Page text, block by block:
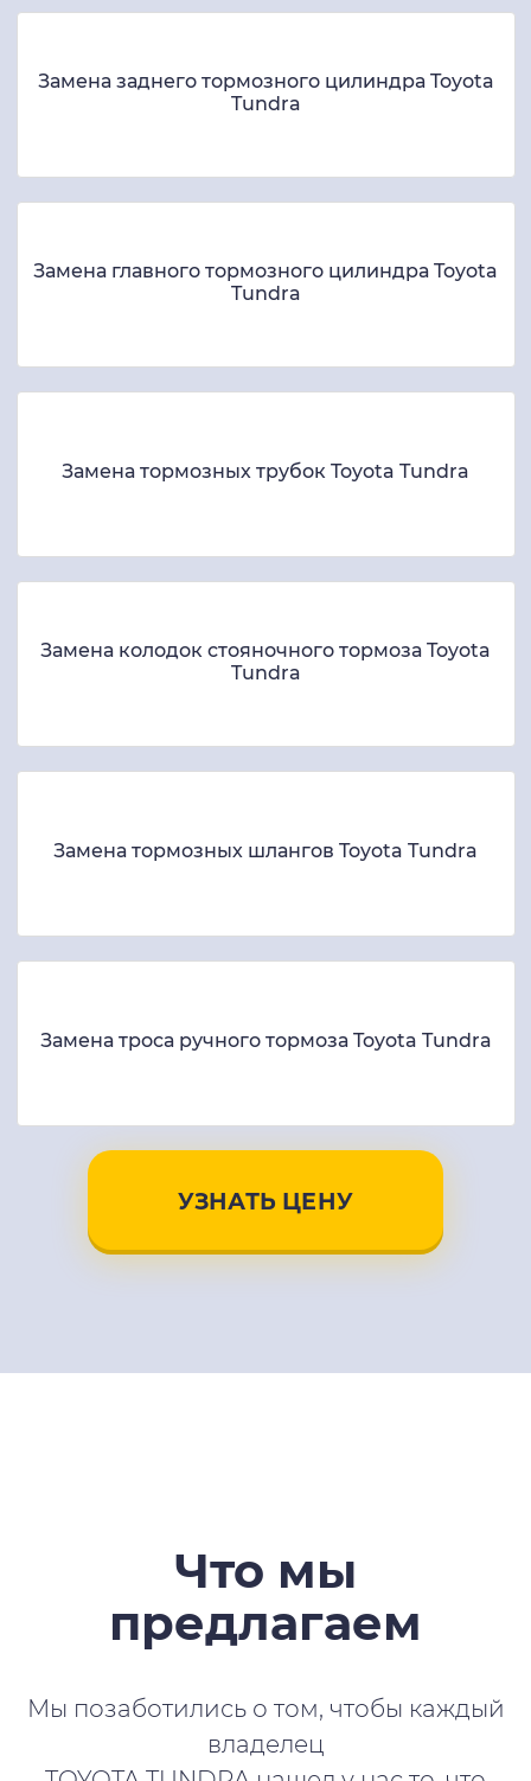
Замена заднего тормозного цилиндра Toyota
Tundra
Замена главного тормозного цилиндра Toyota
Tundra
Замена тормозных трубок Toyota Tundra
Замена колодок стояночного тормоза Toyota
Tundra
Замена тормозных шлангов Toyota Tundra
Замена троса ручного тормоза Toyota Tundra
УЗНАТЬ ЦЕНУ
Что мы
предлагаем
Мы позаботились о том, чтобы каждый
владелец